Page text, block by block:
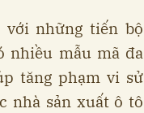
với những tiến bộ
nhiều mẫu mã đa
tăng phạm vi sử
nhà sản xuất ô tô